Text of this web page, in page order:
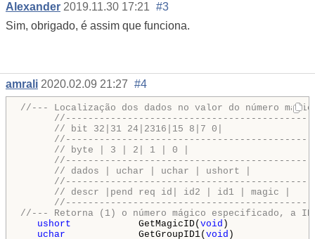
Alexander 2019.11.30 17:21 #3
Sim, obrigado, é assim que funciona.
amrali 2020.02.09 21:27 #4
//--- Localização dos dados no valor do número
// bit 32|31 24|2316|15 8|7 0|
// byte | 3 | 2| 1 | 0 |
// dados | uchar | uchar | ushort |
// descr |pend req id| id2 | id1 | magic |
//--- Retorna (1) o número mágico especificado, a
ushort GetMagicID( void
uchar GetGroupID1( void